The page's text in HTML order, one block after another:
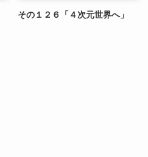
その１２６「４次元世界へ」